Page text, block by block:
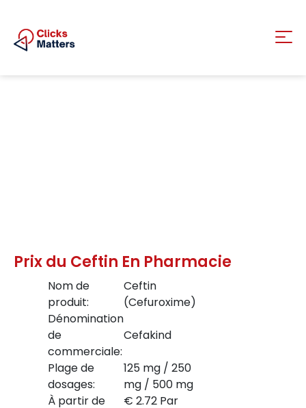
Prix du Ceftin En Pharmacie
Nom de
produit:
Ceftin
(Cefuroxime)
Dénomination
de
commerciale:
Cefakind
Plage de
dosages:
125 mg / 250
mg / 500 mg
À partir de
€ 2.72 Par